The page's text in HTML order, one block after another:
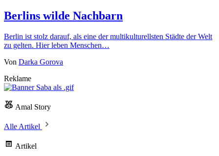
Berlins wilde Nachbarn
Berlin ist stolz darauf, als eine der multikulturellsten Städte der Welt
zu gelten. Hier leben Menschen…
Von Darka Gorova
Reklame
Amal Story
Alle Artikel
Artikel